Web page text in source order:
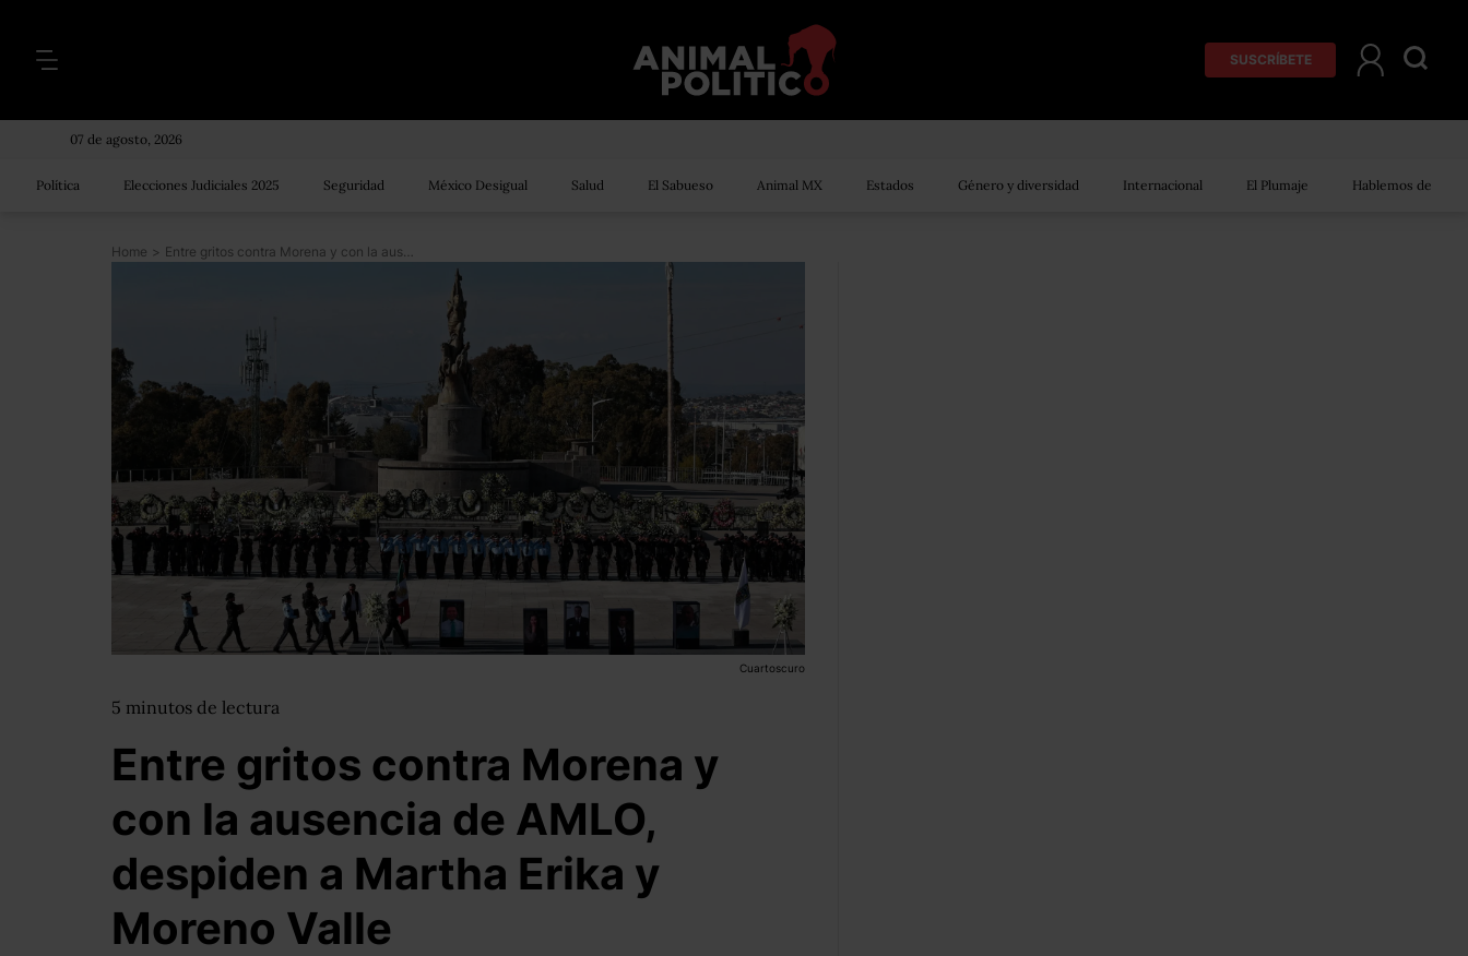
SUSCRÍBETE
07 de agosto, 2026
Política Elecciones Judiciales 2025 Seguridad México Desigual Salud El Sabueso Animal MX Estados Género y diversidad Internacional El Plumaje Hablemos de
Home > Entre gritos contra Morena y con la ausencia de AMLO, despiden a Martha Erika y Moreno Valle
Cuartoscuro
5 minutos de lectura
Entre gritos contra Morena y
con la ausencia de AMLO,
despiden a Martha Erika y
Moreno Valle